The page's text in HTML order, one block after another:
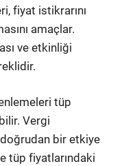
fiyat istikrarını
amaçlar.
ve etkinliği
tüp
Vergi
bir etkiye
tüp fiyatlarındaki